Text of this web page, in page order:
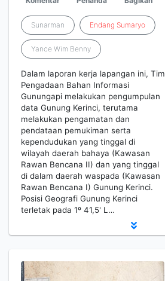
Sunarman Endang Sumaryo
Yance Wim Benny
Dalam laporan kerja lapangan ini, Tim
Pengadaan Bahan Informasi
Gunungapi melakukan pengumpulan
data Gunung Kerinci, terutama
melakukan pengamatan dan
pendataan pemukiman serta
kependudukan yang tinggal di
wilayah daerah bahaya (Kawasan
Rawan Bencana II) dan yang tinggal
di dalam daerah waspada (Kawasan
Rawan Bencana I) Gunung Kerinci.
Posisi Geografi Gunung Kerinci
terletak pada 1º 41,5' L…